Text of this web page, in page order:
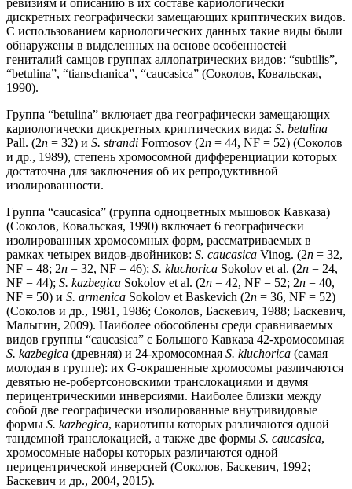
ревизиям и описанию в их составе кариологически
дискретных географически замещающих криптических видов.
С использованием кариологических данных такие виды были
обнаружены в выделенных на основе особенностей
гениталий самцов группах аллопатрических видов: “subtilis”,
“betulina”, “tianschanica”, “caucasica” (Соколов, Ковальская,
1990).
Группа “betulina” включает два географически замещающих
кариологически дискретных криптических вида: S. betulina
Pall. (2n = 32) и S. strandi Formosov (2n = 44, NF = 52) (Соколов
и др., 1989), степень хромосомной дифференциации которых
достаточна для заключения об их репродуктивной
изолированности.
Группа “caucasica” (группа одноцветных мышовок Кавказа)
(Соколов, Ковальская, 1990) включает 6 географически
изолированных хромосомных форм, рассматриваемых в
рамках четырех видов-двойников: S. caucasica Vinog. (2n = 32,
NF = 48; 2n = 32, NF = 46); S. kluchorica Sokolov et al. (2n = 24,
NF = 44); S. kazbegica Sokolov et al. (2n = 42, NF = 52; 2n = 40,
NF = 50) и S. armenica Sokolov et Baskevich (2n = 36, NF = 52)
(Соколов и др., 1981, 1986; Соколов, Баскевич, 1988; Баскевич,
Малыгин, 2009). Наиболее обособлены среди сравниваемых
видов группы “caucasica” с Большого Кавказа 42-хромосомная
S. kazbegica (древняя) и 24-хромосомная S. kluchorica (самая
молодая в группе): их G-окрашенные хромосомы различаются
девятью не-робертсоновскими транслокациями и двумя
перицентрическими инверсиями. Наиболее близки между
собой две географически изолированные внутривидовые
формы S. kazbegica, кариотипы которых различаются одной
тандемной транслокацией, а также две формы S. caucasica,
хромосомные наборы которых различаются одной
перицентрической инверсией (Соколов, Баскевич, 1992;
Баскевич и др., 2004, 2015).